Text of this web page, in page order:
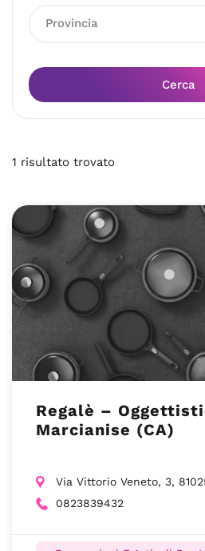
Provincia
Cerca
1 risultato trovato
Regalè –
Marcianise (CA)
Via Vittorio Veneto, 3,
0823839432